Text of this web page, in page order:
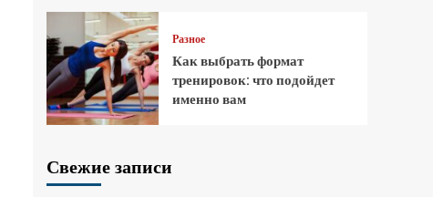
Разное
Как выбрать формат
тренировок: что подойдет
именно вам
Свежие записи